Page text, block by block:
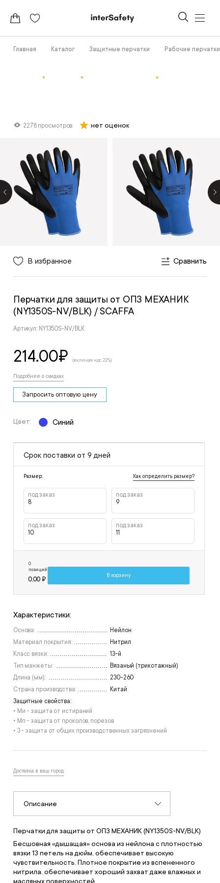
Главная Каталог Защитные перчатки Рабочие перчатки
2278 просмотров нет оценок
В избранное Сравнить
Перчатки для защиты от ОПЗ МЕХАНИК
(NY1350S-NV/BLK) / SCAFFA
Артикул: NY1350S-NV/BLK
214.00₽ (включая ндс 22%)
Подробнее о скидках
Запросить оптовую цену
Цвет: Синий
Срок поставки от 9 дней
Размер: Как определить размер?
под заказ
8
под заказ
9
под заказ
10
под заказ
11
0
позиций
0,00 ₽
В корзину
Характеристики:
Основа:
Нейлон
Материал покрытия:
Нитрил
Класс вязки:
13-й
Тип манжеты:
Вязаный (трикотажный)
Длина (мм):
230-260
Страна производства:
Китай
Защитные свойства:
• Ми - защита от истираний
• Мп - защита от проколов, порезов
• З - защита от общих производственных загрязнений
Доставка в ваш город
Описание
Перчатки для защиты от ОПЗ МЕХАНИК (NY1350S-NV/BLK)
Бесшовная «дышащая» основа из нейлона с плотностью
вязки 13 петель на дюйм, обеспечивает высокую
чувствительность. Плотное покрытие из вспененного
нитрила, обеспечивает хороший захват даже влажных и
масляных поверхностей.